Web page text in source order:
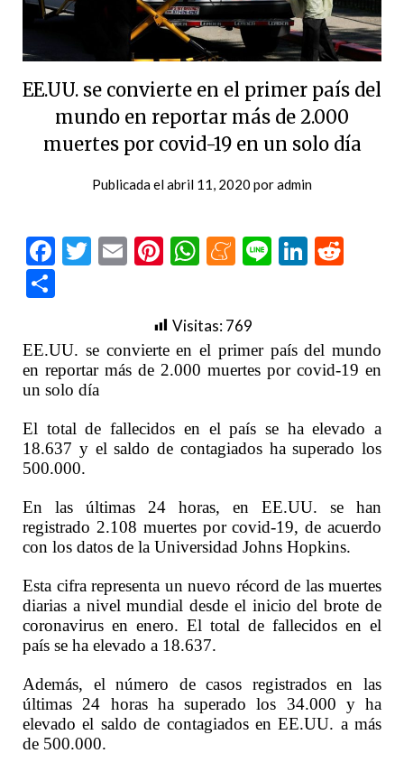
EE.UU. se convierte en el primer país del
mundo en reportar más de 2.000
muertes por covid-19 en un solo día
Publicada elabril 11, 2020 poradmin
Facebook
Twitter
EmailPinterest
WhatsApp
Meneame
Line
Visitas:769
EE.UU. se convierte en el primer país del mundo
en reportar más de 2.000 muertes por covid-19 en
un solo día
El total de fallecidos en el país se ha elevado a
18.637 y el saldo de contagiados ha superado los
500.000.
En las últimas 24 horas, en EE.UU. se han
registrado 2.108 muertes por covid-19, de acuerdo
con los datos de la Universidad Johns Hopkins.
Esta cifra representa un nuevo récord de las muertes
diarias a nivel mundial desde el inicio del brote de
coronavirus en enero. El total de fallecidos en el
país se ha elevado a 18.637.
Además, el número de casos registrados en las
últimas 24 horas ha superado los 34.000 y ha
elevado el saldo de contagiados en EE.UU. a más
de 500.000.